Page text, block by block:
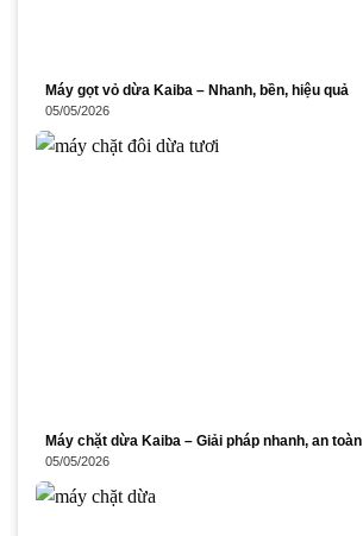
Máy gọt vỏ dừa Kaiba – Nhanh, bền, hiệu quả
05/05/2026
Máy chặt dừa Kaiba – Giải pháp nhanh, an toàn
05/05/2026